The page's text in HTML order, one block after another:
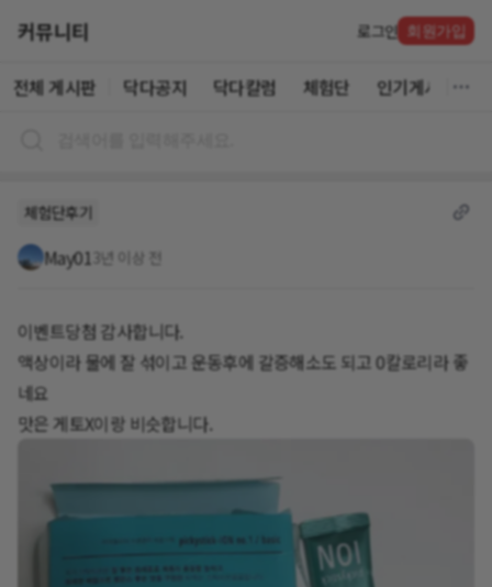
커뮤니티 로그인 회원가입
전체 게시판 닥다공지 닥다칼럼 체험단 인기게시글
체험단후기
May01 3년 이상 전
이벤트당첨 감사합니다.
액상이라 물에 잘 섞이고 운동후에 갈증해소도 되고 0칼로리라 좋
네요
맛은 게토X이랑 비슷합니다.